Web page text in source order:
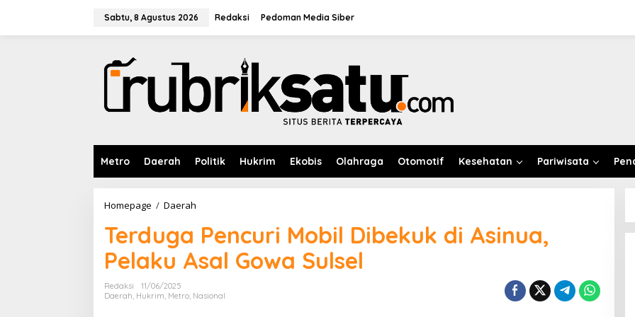
Sabtu, 8 Agustus 2026 Redaksi Pedoman Media Siber
Metro Daerah Politik Hukrim Ekobis Olahraga Otomotif Kesehatan Pariwisata
Homepage / Daerah
u
g
P
Terduga Pencuri Mobil Dibekuk di Asinua,
Pelaku Asal Gowa Sulsel
Redaksi
11/06/2025
Daerah Hukrim Metro Nasional